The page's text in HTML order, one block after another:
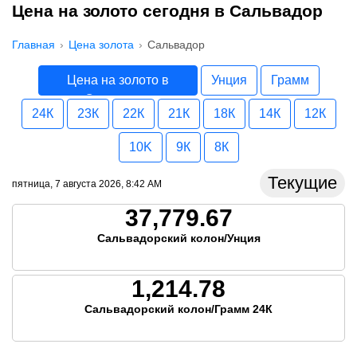
Цена на золото сегодня в Сальвадор
Главная Цена золота Сальвадор
Цена на золото в
Сальвадор
Унция Грамм
24К 23К 22К 21К 18К 14К 12К
10K 9К 8К
пятница, 7 августа 2026, 8:42 AM Текущие
37,779.67
Сальвадорский колон/Унция
1,214.78
Сальвадорский колон/Грамм 24К